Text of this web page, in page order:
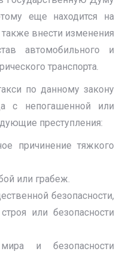
еще находится на
внести изменения
автомобильного и
транспорта.
по данному закону
с непогашенной или
преступления:
причинение тяжкого
или грабеж.
безопасности,
или безопасности
и безопасности